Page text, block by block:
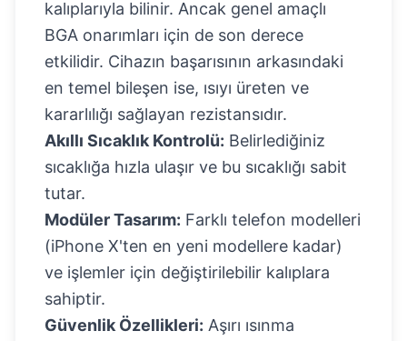
kalıplarıyla bilinir. Ancak genel amaçlı
BGA onarımları için de son derece
etkilidir. Cihazın başarısının arkasındaki
en temel bileşen ise, ısıyı üreten ve
kararlılığı sağlayan rezistansıdır.
Akıllı Sıcaklık Kontrolü: Belirlediğiniz
sıcaklığa hızla ulaşır ve bu sıcaklığı sabit
tutar.
Modüler Tasarım: Farklı telefon modelleri
(iPhone X'ten en yeni modellere kadar)
ve işlemler için değiştirilebilir kalıplara
sahiptir.
Güvenlik Özellikleri: Aşırı ısınma